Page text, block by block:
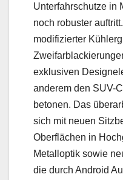
Unterfahrschutze in
noch robuster
modifizierter
exklusiven
anderem den SUV-
betonen. Das
sich mit neuen
Oberflächen in
Metalloptik sowie
die durch Android